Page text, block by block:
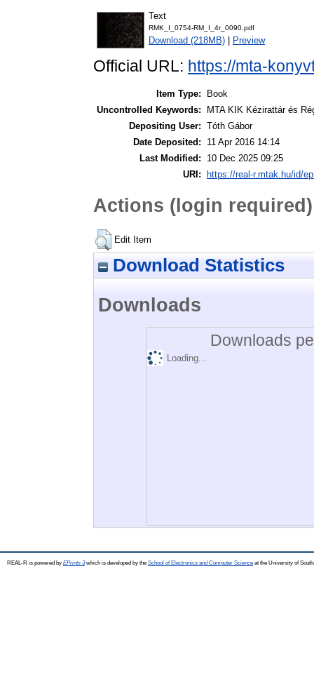
Text
RMK_I_0754-RM_I_4r_0090.pdf
Download (218MB) Preview
Official URL: https://mta-
Item Type:
Book
Uncontrolled Keywords:
MTA KIK Kézirattár és
Depositing User: Tóth Gábor
Date Deposited:
11 Apr 2016 14:14
Last Modified:
10 Dec 2025 09:25
URI:
https://real-r.mtak.hu/id/
Actions (login required)
Edit Item
Download Statistics
Downloads
Downloads
Loading...
REAL-R is powered by EPrints 3which is developed by the School of Electronics and Computer Science at the University of